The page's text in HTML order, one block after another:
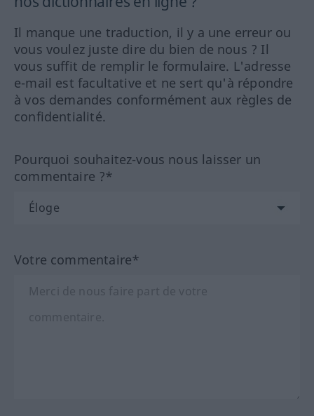
Il manque une traduction, il y a une erreur ou
vous voulez juste dire du bien de nous ? Il
vous suffit de remplir le formulaire. L'adresse
e-mail est facultative et ne sert qu'à répondre
à vos demandes conformément aux règles de
confidentialité.
Pourquoi souhaitez-vous nous laisser un
commentaire ?*
Votre commentaire*